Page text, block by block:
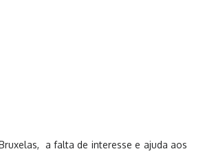
a falta de interesse e ajuda aos